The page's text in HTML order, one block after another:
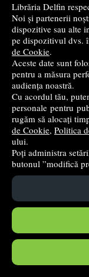
Librăria Delfin
Noi și partenerii
dispozitive sau alte
pe dispozitivul dvs.
de Cookie.
Aceste date sunt
pentru a măsura
audiența noastră.
Cu acordul tău,
personale pentru
rugăm să alocați
de Cookie, Politica
ului.
Poți administra
butonul ”modifică
Super Minds
Gunter